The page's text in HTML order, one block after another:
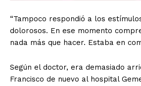
“Tampoco respondió a los
dolorosos. En ese momento
nada más que hacer. Estaba en
Según el doctor, era demasiado
Francisco de nuevo al hospital